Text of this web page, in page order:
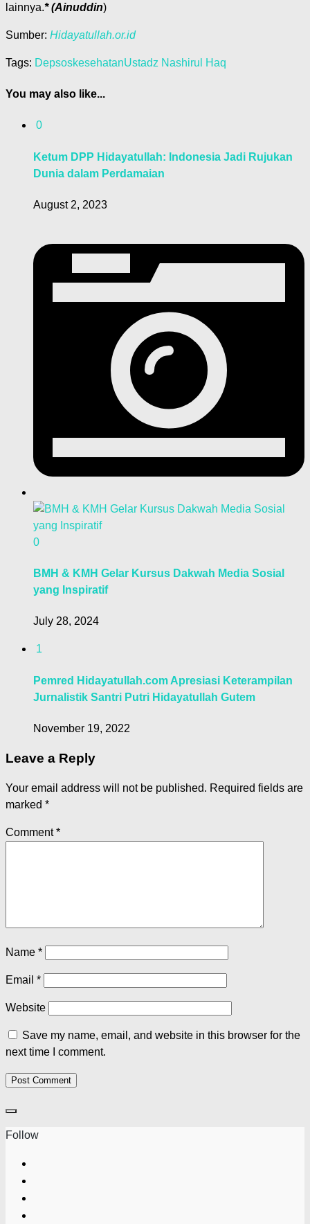
lainnya.* (Ainuddin)
Sumber: Hidayatullah.or.id
Tags: DepsoskesehatanUstadz Nashirul Haq
You may also like...
0
Ketum DPP Hidayatullah: Indonesia Jadi Rujukan
Dunia dalam Perdamaian
August 2, 2023
0
BMH & KMH Gelar Kursus Dakwah Media Sosial
yang Inspiratif
July 28, 2024
1
Pemred Hidayatullah.com Apresiasi Keterampilan
Jurnalistik Santri Putri Hidayatullah Gutem
November 19, 2022
Leave a Reply
Your email address will not be published. Required fields are
marked *
Comment*
Name *
Email *
Website
Save my name, email, and website in this browser for the
next time I comment.
Follow